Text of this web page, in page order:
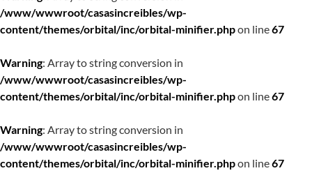
/www/wwwroot/casasincreibles/wp-
content/themes/orbital/inc/orbital-minifier.phpon line67
Warning: Array to string conversion in
/www/wwwroot/casasincreibles/wp-
content/themes/orbital/inc/orbital-minifier.phpon line67
Warning: Array to string conversion in
/www/wwwroot/casasincreibles/wp-
content/themes/orbital/inc/orbital-minifier.phpon line67